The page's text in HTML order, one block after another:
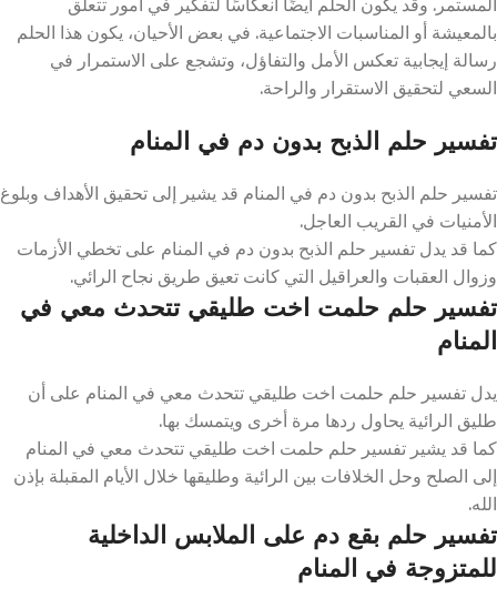
بالمعيشة أو المناسبات الاجتماعية. في بعض الأحيان، يكون هذا الحلم
رسالة إيجابية تعكس الأمل والتفاؤل، وتشجع على الاستمرار في
السعي لتحقيق الاستقرار والراحة.
تفسير حلم الذبح بدون دم في المنام
تفسير حلم الذبح بدون دم في المنام قد يشير إلى تحقيق الأهداف وبلوغ
الأمنيات في القريب العاجل.
كما قد يدل تفسير حلم الذبح بدون دم في المنام على تخطي الأزمات
وزوال العقبات والعراقيل التي كانت تعيق طريق نجاح الرائي.
تفسير حلم حلمت اخت طليقي تتحدث معي في
المنام
يدل تفسير حلم حلمت اخت طليقي تتحدث معي في المنام على أن
طليق الرائية يحاول ردها مرة أخرى ويتمسك بها.
كما قد يشير تفسير حلم حلمت اخت طليقي تتحدث معي في المنام
إلى الصلح وحل الخلافات بين الرائية وطليقها خلال الأيام المقبلة بإذن
الله.
تفسير حلم بقع دم على الملابس الداخلية
للمتزوجة في المنام